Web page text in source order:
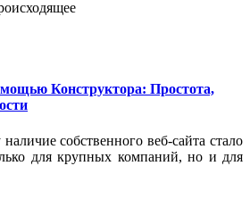
Конструктора: Простота,
собственного веб-сайта стало
для крупных компаний, но и для